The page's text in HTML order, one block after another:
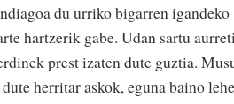
du urriko bigarren igandeko
hartzerik gabe. Udan sartu
prest izaten dute guztia.
herritar askok, eguna baino